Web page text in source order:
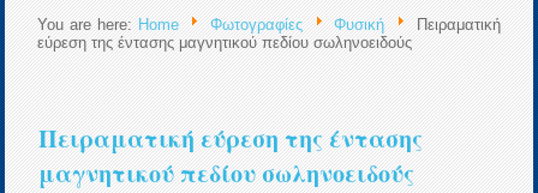
You are here: Home Φωτογραφίες Φυσική
Πειραματική
εύρεση της έντασης μαγνητικού πεδίου σωληνοειδούς
Πειραματική εύρεση της έντασης
μαγνητικού πεδίου σωληνοειδούς